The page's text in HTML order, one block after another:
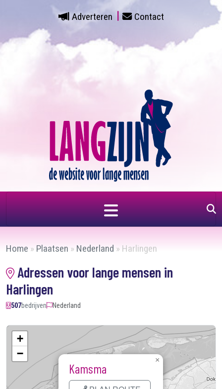
Adverteren Contact
Home » Plaatsen » Nederland » Harlingen
Adressen voor lange mensen in
Harlingen
507bedrijven Nederland
Kamsma
×
+
−